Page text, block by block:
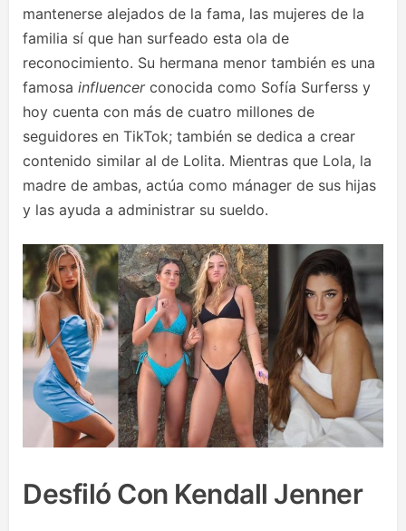
mantenerse alejados de la fama, las mujeres de la
familia sí que han surfeado esta ola de
reconocimiento. Su hermana menor también es una
famosa influencerconocida como Sofía Surferss y
hoy cuenta con más de cuatro millones de
seguidores en TikTok; también se dedica a crear
contenido similar al de Lolita. Mientras que Lola, la
madre de ambas, actúa como mánager de sus hijas
y las ayuda a administrar su sueldo.
Desfiló Con Kendall Jenner